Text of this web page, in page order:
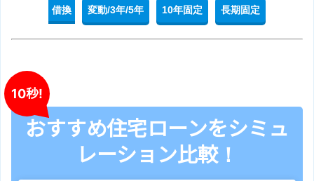
借換 変動/3年/5年 10年固定 長期固定
10秒!
おすすめ住宅ローンをシミュ
レーション比較！